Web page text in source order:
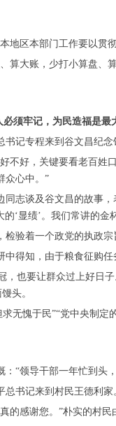
区本部门工作要以贯
大账，少打小算盘、
牢记，为民造福是最
记专程来到谷文昌纪念
好，关键要看老百姓
众心中。”
谈及谷文昌的故事，
的‘显绩’。我们常讲的
验着一个政党的执政宗
得知，由于粮食征购任
也要让群众过上好日
头。
无愧于民”“党中央制
“领导干部一年忙到头
书记来到村民王德利家
感谢您。”朴实的村民